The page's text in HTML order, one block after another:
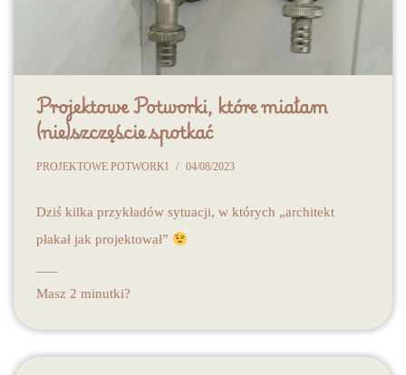
Projektowe Potworki, które miałam
(nie)szczęście spotkać
PROJEKTOWE POTWORKI 04/08/2023
Dziś kilka przykładów sytuacji, w których „architekt
płakał jak projektował”
Masz 2 minutki?